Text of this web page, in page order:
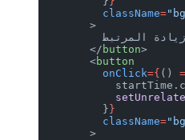
          className
=
        >
        </
button
        <
button
          onClick
={ ()
          }
          className
=
        >